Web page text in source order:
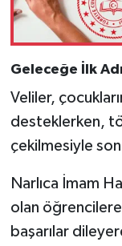
Geleceğe İlk
Veliler,
desteklerken,
çekilmesiyle
Narlıca İmam
olan
başarılar